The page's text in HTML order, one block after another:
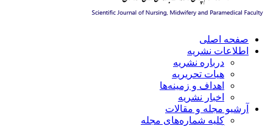
صفحه اصلی
اطلاعات نشریه
درباره نشریه
هیات تحریریه
اهداف و زمینه‌ها
اخبار نشریه
آرشیو مجله و مقالات
کلیه شماره‌های مجله